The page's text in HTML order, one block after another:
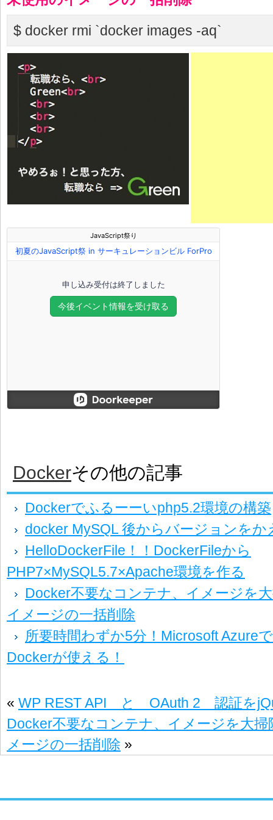
$ docker rmi `docker images -aq`
Dockerその他の記事
Dockerでふるーーいphp5.2環境の構築
docker MySQL 後からバージョンをか
HelloDockerFile！！DockerFileから
PHP7×MySQL5.7×Apache環境を作る
Docker不要なコンテナ、イメージを
イメージの一括削除
所要時間わずか5分！Microsoft Azure
Dockerが使える！
« WP REST API と OAuth 2 認証を
Docker不要なコンテナ、イメージを大
メージの一括削除 »